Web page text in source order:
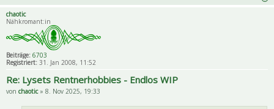
chaotic
Nähkromant:in
Beiträge: 6703
Registriert: 31. Jan 2008, 11:52
Re: Lysets Rentnerhobbies - Endlos WIP
von chaotic» 8. Nov 2025, 19:33